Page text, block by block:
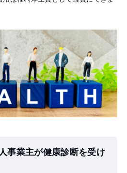
事業主が健康診断を受け